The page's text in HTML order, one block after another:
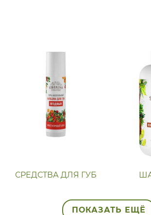
СРЕДСТВА ДЛЯ ГУБ
ПОКАЗАТЬ ЕЩЁ